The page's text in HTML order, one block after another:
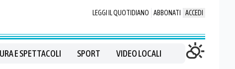
LEGGI IL QUOTIDIANO ABBONATI ACCEDI
E SPETTACOLI SPORT VIDEO LOCALI